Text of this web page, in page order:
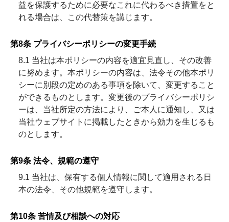
益を保護するために必要なこれに代わるべき措置をと
れる場合は、この代替策を講じます。
第8条 プライバシーポリシーの変更手続
8.1 当社は本ポリシーの内容を適宜見直し、その改善
に努めます。本ポリシーの内容は、法令その他本ポリ
シーに別段の定めのある事項を除いて、変更すること
ができるものとします。変更後のプライバシーポリシ
ーは、当社所定の方法により、ご本人に通知し、又は
当社ウェブサイトに掲載したときから効力を生じるも
のとします。
第9条 法令、規範の遵守
9.1 当社は、保有する個人情報に関して適用される日
本の法令、その他規範を遵守します。
第10条 苦情及び相談への対応